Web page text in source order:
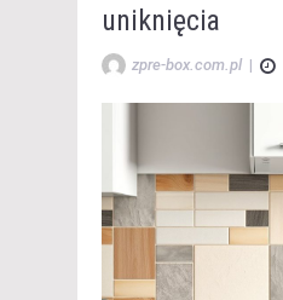
uniknięcia
zpre-box.com.pl |